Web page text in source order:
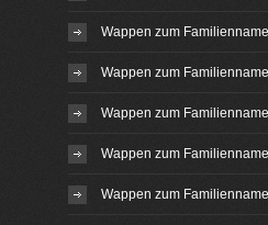
Wappen zum
Wappen zum
Wappen zum
Wappen zum
Wappen zum